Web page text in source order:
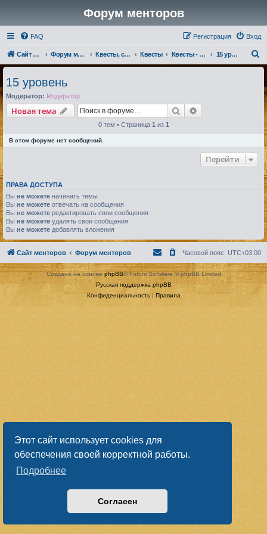
Этот сайт использует cookies для
обеспечения своей корректной работы.
Подробнее
Согласен
Форум менторов
FAQ Вход
Регистрация
Сайт менторов Форум менторов Квесты, события, репутации Квесты Квесты - Люди 15 уровень
о
15 уровень
Модератор: Модератор
Новая тема Поиск Расширенный
0 тем • Страница 1 из 1
В этом форуме нет сообщений.
Перейти
ПРАВА ДОСТУПА
Вы не можете начинать темы
Вы не можете отвечать на сообщения
Вы не можете редактировать свои сообщения
Вы не можете удалять свои сообщения
Вы не можете добавлять вложения
Сайт менторов Форум менторов Часовой пояс: UTC+03:00
Создано на основеphpBB® Forum Software © phpBB Limited
Русская поддержка phpBB
Конфиденциальность| Правила